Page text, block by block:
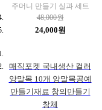
주머니 만들기 실과 세트
48,000원
24,000원
매직포켓 국내생산 컬러
양말목 10개 양말목공예
만들기재료 창의만들기
창체